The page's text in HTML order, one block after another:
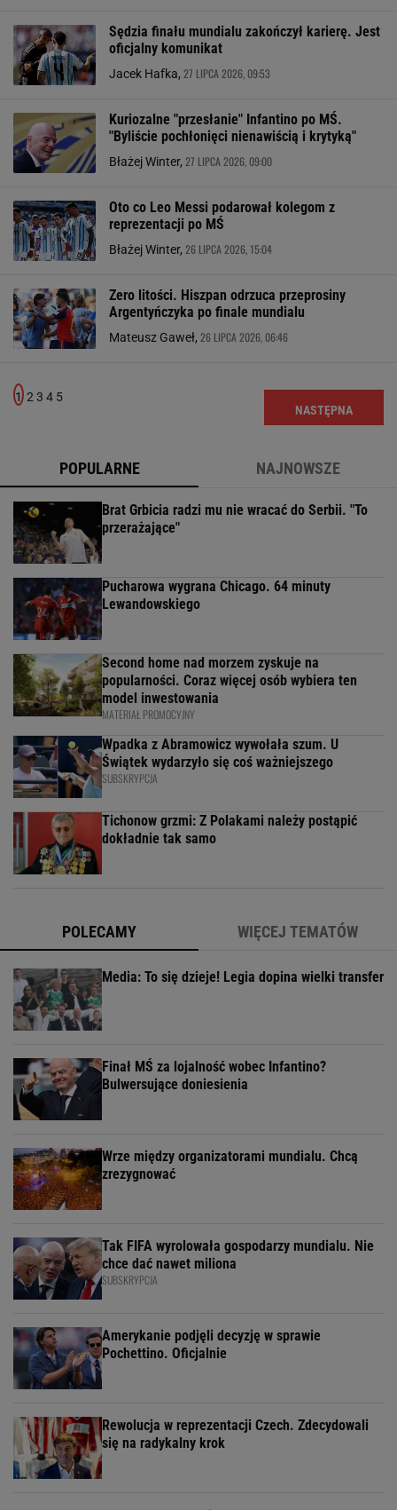
Sędzia finału mundialu zakończył karierę. Jest
oficjalny komunikat
Jacek Hafka, 27 LIPCA 2026, 09:53
Kuriozalne "przesłanie" Infantino po MŚ.
"Byliście pochłonięci nienawiścią i krytyką"
Błażej Winter, 27 LIPCA 2026, 09:00
Oto co Leo Messi podarował kolegom z
reprezentacji po MŚ
Błażej Winter, 26 LIPCA 2026, 15:04
Zero litości. Hiszpan odrzuca przeprosiny
Argentyńczyka po finale mundialu
Mateusz Gaweł, 26 LIPCA 2026, 06:46
1 2 3 4 5
NASTĘPNA
POPULARNE NAJNOWSZE
Brat Grbicia radzi mu nie wracać do Serbii. "To
przerażające"
Pucharowa wygrana Chicago. 64 minuty
Lewandowskiego
Second home nad morzem zyskuje na
popularności. Coraz więcej osób wybiera ten
model inwestowania
MATERIAŁ PROMOCYJNY
Wpadka z Abramowicz wywołała szum. U
Świątek wydarzyło się coś ważniejszego
SUBSKRYPCJA
Tichonow grzmi: Z Polakami należy postąpić
dokładnie tak samo
POLECAMY WIĘCEJ TEMATÓW
Media: To się dzieje! Legia dopina wielki transfer
Finał MŚ za lojalność wobec Infantino?
Bulwersujące doniesienia
Wrze między organizatorami mundialu. Chcą
zrezygnować
Tak FIFA wyrolowała gospodarzy mundialu. Nie
chce dać nawet miliona
SUBSKRYPCJA
Amerykanie podjęli decyzję w sprawie
Pochettino. Oficjalnie
Rewolucja w reprezentacji Czech. Zdecydowali
się na radykalny krok